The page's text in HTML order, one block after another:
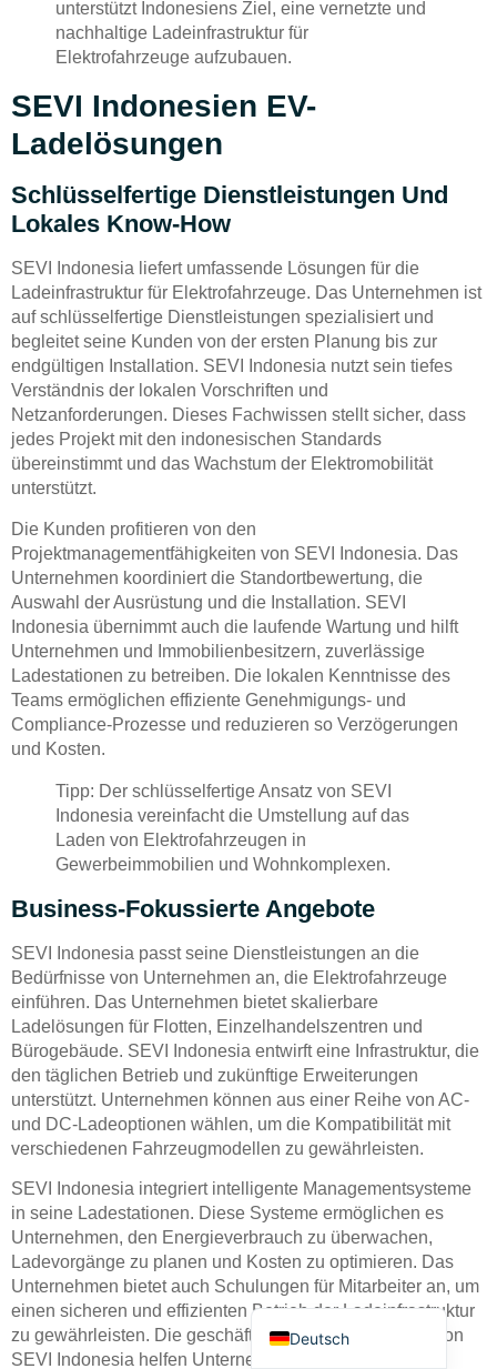
unterstützt Indonesiens Ziel, eine vernetzte und
nachhaltige Ladeinfrastruktur für
Elektrofahrzeuge aufzubauen.
SEVI Indonesien EV-
Ladelösungen
Schlüsselfertige Dienstleistungen Und
Lokales Know-How
SEVI Indonesia liefert umfassende Lösungen für die
Ladeinfrastruktur für Elektrofahrzeuge. Das Unternehmen ist
auf schlüsselfertige Dienstleistungen spezialisiert und
begleitet seine Kunden von der ersten Planung bis zur
endgültigen Installation. SEVI Indonesia nutzt sein tiefes
Verständnis der lokalen Vorschriften und
Netzanforderungen. Dieses Fachwissen stellt sicher, dass
jedes Projekt mit den indonesischen Standards
übereinstimmt und das Wachstum der Elektromobilität
unterstützt.
Die Kunden profitieren von den
Projektmanagementfähigkeiten von SEVI Indonesia. Das
Unternehmen koordiniert die Standortbewertung, die
Auswahl der Ausrüstung und die Installation. SEVI
Indonesia übernimmt auch die laufende Wartung und hilft
Unternehmen und Immobilienbesitzern, zuverlässige
Ladestationen zu betreiben. Die lokalen Kenntnisse des
Teams ermöglichen effiziente Genehmigungs- und
Compliance-Prozesse und reduzieren so Verzögerungen
und Kosten.
Tipp: Der schlüsselfertige Ansatz von SEVI
Indonesia vereinfacht die Umstellung auf das
Laden von Elektrofahrzeugen in
Gewerbeimmobilien und Wohnkomplexen.
Business-Fokussierte Angebote
SEVI Indonesia passt seine Dienstleistungen an die
Bedürfnisse von Unternehmen an, die Elektrofahrzeuge
einführen. Das Unternehmen bietet skalierbare
Ladelösungen für Flotten, Einzelhandelszentren und
Bürogebäude. SEVI Indonesia entwirft eine Infrastruktur, die
den täglichen Betrieb und zukünftige Erweiterungen
unterstützt. Unternehmen können aus einer Reihe von AC-
und DC-Ladeoptionen wählen, um die Kompatibilität mit
verschiedenen Fahrzeugmodellen zu gewährleisten.
SEVI Indonesia integriert intelligente Managementsysteme
in seine Ladestationen. Diese Systeme ermöglichen es
Unternehmen, den Energieverbrauch zu überwachen,
Ladevorgänge zu planen und Kosten zu optimieren. Das
Unternehmen bietet auch Schulungen für Mitarbeiter an, um
einen sicheren und effizienten Betrieb der Ladeinfrastruktur
zu gewährleisten. Die geschäftsorientierten Angebote von
SEVI Indonesia helfen Unternehmen, ihre
Deutsch
English
Español
Português
Русский
Français
العربية
Türkçe
Bahasa Indonesia